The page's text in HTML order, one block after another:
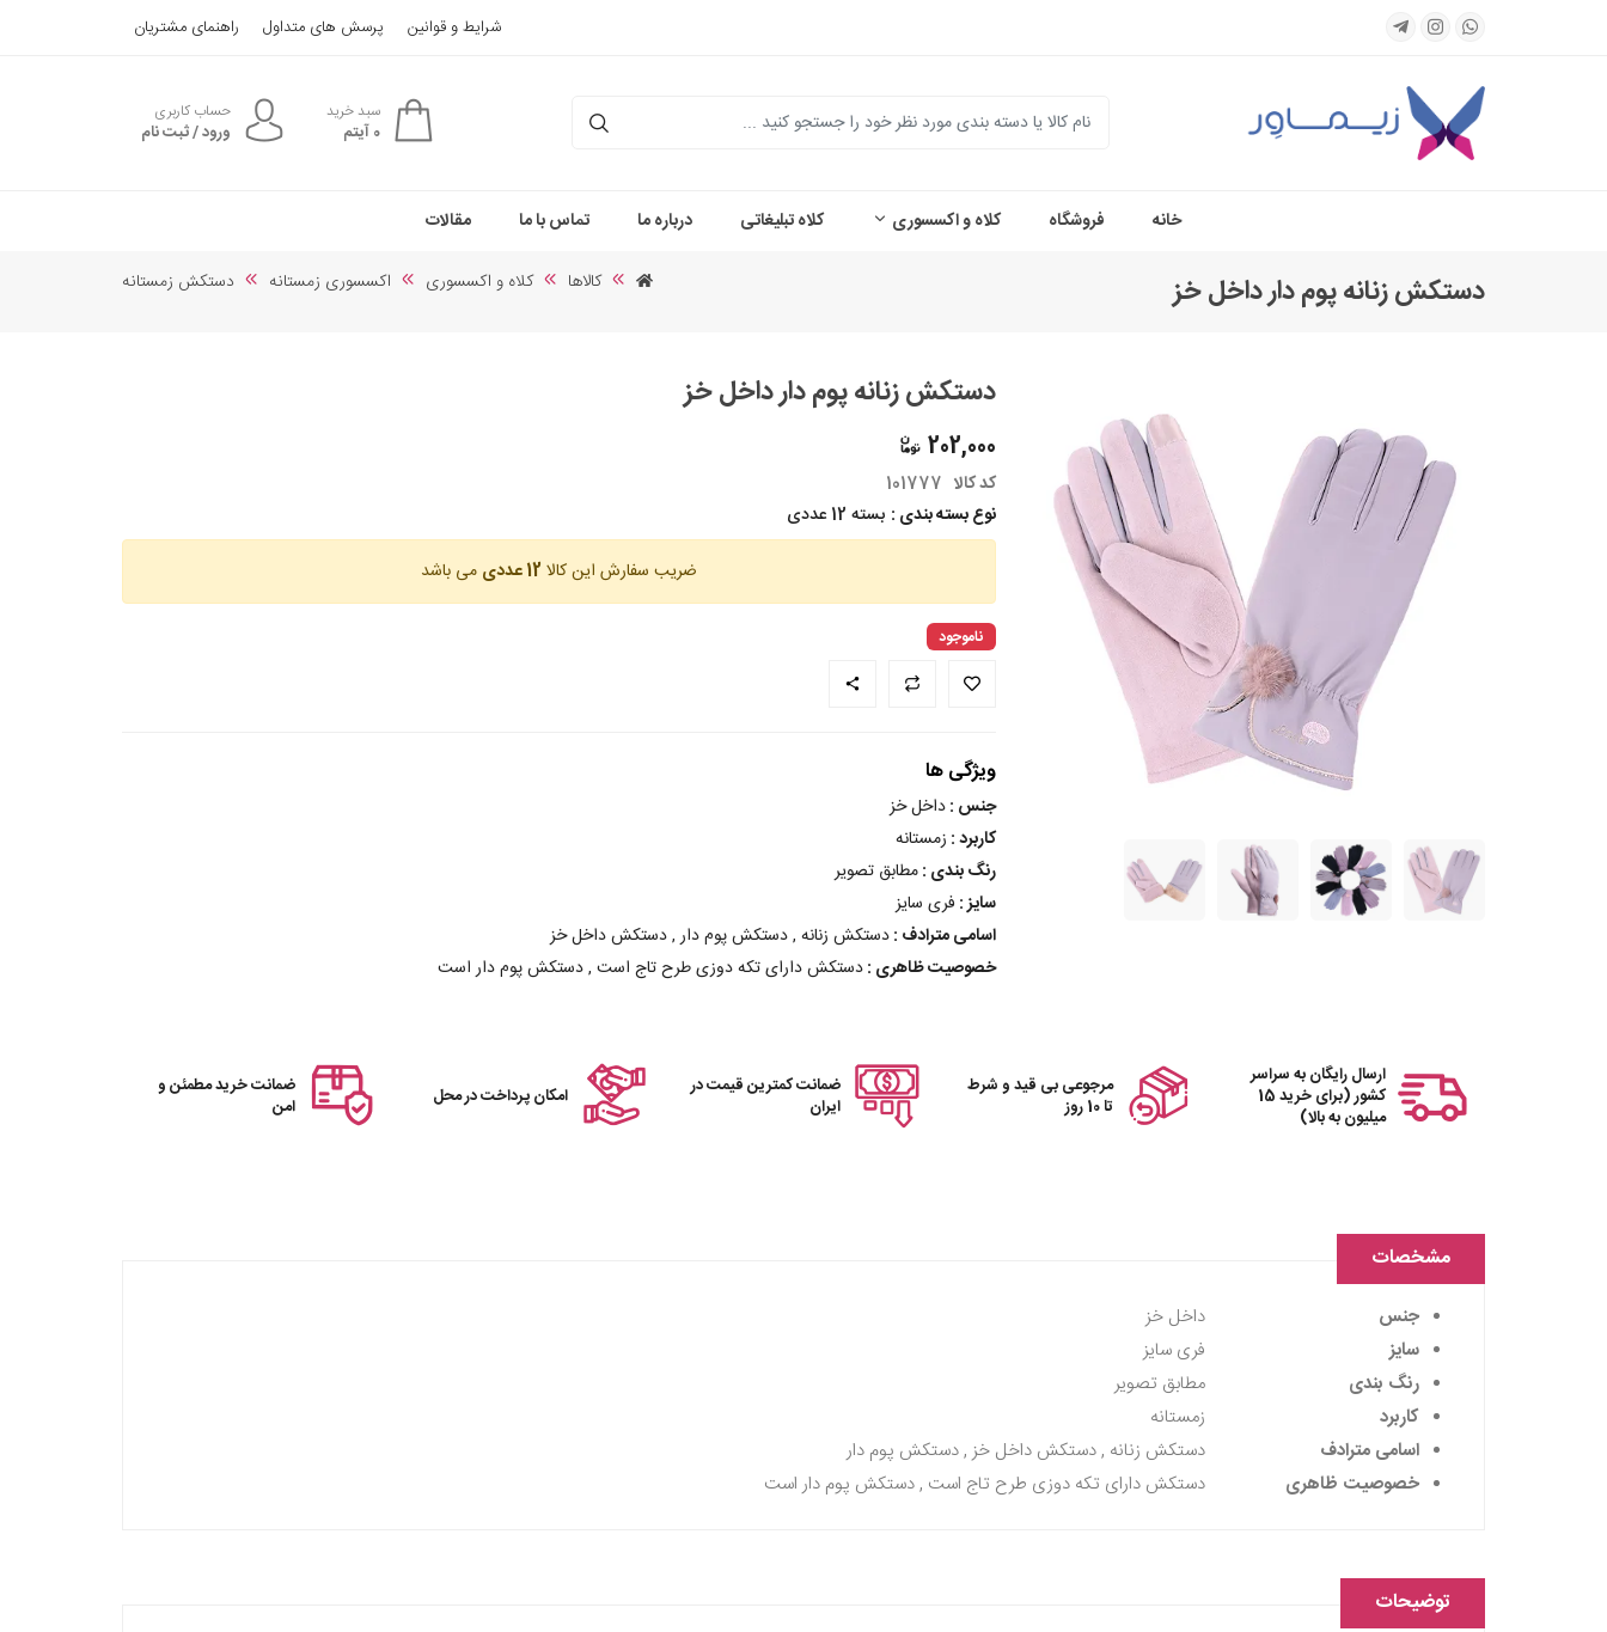
شرایط و قوانین پرسش های متداول راهنمای مشتریان
جستجو سبد خرید
0آیتم
حساب کاربری
ورود / ثبت نام
خانه فروشگاه کلاه و اکسسوری کلاه تبلیغاتی درباره ما تماس با ما مقالات
دستکش زنانه پوم دار داخل خز کالاها کلاه و اکسسوری اکسسوری زمستانه دستکش زمستانه
دستکش زنانه پوم دار داخل خز
202,000
کد کالا 101777
نوع بسته بندی : بسته 12 عددی
ضریب سفارش این کالا 12 عددی می باشد
ناموجود
ویژگی ها
جنس :داخل خز
کاربرد : زمستانه
رنگ بندی :مطابق تصویر
سایز : فری سایز
اسامی مترادف :دستکش زنانه , دستکش پوم دار , دستکش داخل خز
خصوصیت ظاهری :دستکش دارای تکه دوزی طرح تاج است , دستکش پوم دار است
ارسال رایگان به سراسر
کشور (برای خرید 15
میلیون به بالا)
مرجوعی بی قید و شرط
تا 10 روز
ضمانت کمترین قیمت در
ایران
امکان پرداخت در محل
ضمانت خرید مطمئن و
امن
مشخصات
جنس
داخل خز
سایز
فری سایز
رنگ بندی
مطابق تصویر
کاربرد
زمستانه
اسامی مترادف
دستکش زنانه , دستکش داخل خز , دستکش پوم دار
خصوصیت ظاهری
دستکش دارای تکه دوزی طرح تاج است , دستکش پوم دار است
توضیحات